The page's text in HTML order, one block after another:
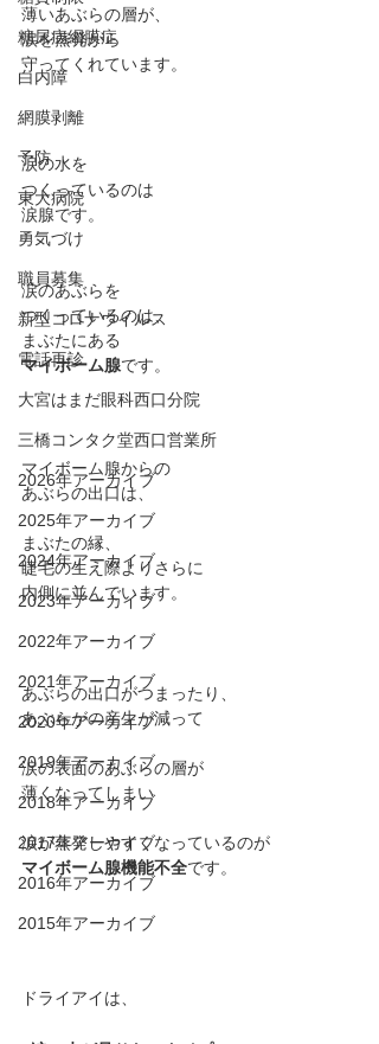
糖尿病網膜症
白内障
網膜剥離
予防
東大病院
勇気づけ
職員募集
新型コロナウイルス
電話再診
大宮はまだ眼科西口分院
三橋コンタク堂西口営業所
2026年アーカイブ
2025年アーカイブ
2024年アーカイブ
2023年アーカイブ
2022年アーカイブ
2021年アーカイブ
2020年アーカイブ
2019年アーカイブ
2018年アーカイブ
2017年アーカイブ
2016年アーカイブ
2015年アーカイブ
薄いあぶらの層が、﻿
涙を蒸発から﻿
守ってくれています。﻿
涙の水を﻿
つくっているのは﻿
涙腺です。﻿
涙のあぶらを﻿
つくっているのは、﻿
まぶたにある﻿
マイボーム腺です。﻿
マイボーム腺からの
あぶらの出口は、
まぶたの縁、
睫毛の生え際よりさらに
内側に並んでいます。
あぶらの出口がつまったり、
あぶらがの産生が減って
涙の表面のあぶらの層が
薄くなってしまい
涙が蒸発しやすくなっている﻿のが
マイボーム腺機能不全です。
ドライアイは、